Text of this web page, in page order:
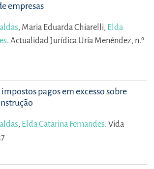
empresas
, Maria Eduarda Chiarelli, Elda
. Actualidad Jurídica Uría Menéndez, n.º
pagos em excesso sobre
, Elda Catarina Fernandes. Vida